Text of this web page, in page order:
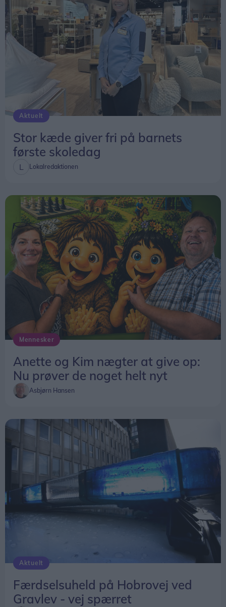
De kommende år bliver flere årgange en del af
GRO allerede fra deres skolestart.
Når de nye bygninger åbner i 2030, bliver det
derfor ikke starten på et nyt fællesskab – men
kulminationen på et fællesskab, der allerede er
vokset gennem flere år.
Aktuelt
Stor kæde giver fri på barnets
første skoledag
Lokalredaktionen
Mennesker
Anette og Kim nægter at give op:
Nu prøver de noget helt nyt
Asbjørn Hansen
Aktuelt
Færdselsuheld på Hobrovej ved
Gravlev - vej spærret